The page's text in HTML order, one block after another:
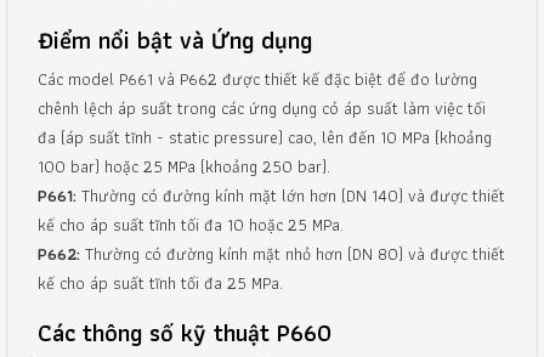
Điểm nổi bật và Ứng dụng
Các model P661 và P662 được thiết kế đặc biệt để đo lường
chênh lệch áp suất trong các ứng dụng có áp suất làm việc tối
đa (áp suất tĩnh - static pressure) cao, lên đến 10 MPa (khoảng
100 bar) hoặc 25 MPa (khoảng 250 bar).
P661:Thường có đường kính mặt lớn hơn (DN 140) và được thiết
kế cho áp suất tĩnh tối đa 10 hoặc 25 MPa.
P662:Thường có đường kính mặt nhỏ hơn (DN 80) và được thiết
kế cho áp suất tĩnh tối đa 25 MPa.
Các thông số kỹ thuật P660